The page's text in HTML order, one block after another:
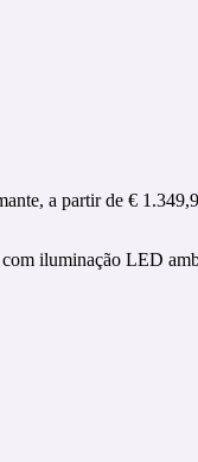
a partir de €
iluminação LED